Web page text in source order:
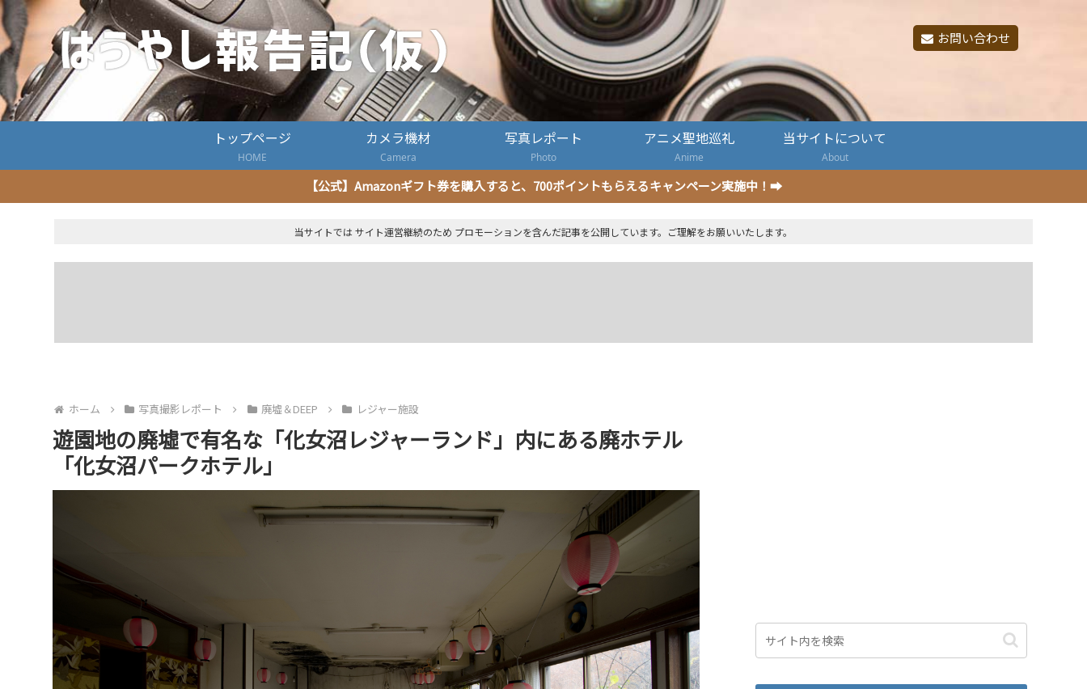
お問い合わせ
トップページ
HOME
カメラ機材
Camera
写真レポート
Photo
アニメ聖地巡礼
Anime
当サイトについて
About
【公式】Amazonギフト券を購入すると、700ポイントもらえるキャンペーン実施中！➡
当サイトでは サイト運営継続のため プロモーションを含んだ記事を公開しています。ご理解をお願いいたします。
ホーム 写真撮影レポート 廃墟＆DEEP レジャー施設
遊園地の廃墟で有名な「化女沼レジャーランド」内にある廃ホテル
「化女沼パークホテル」